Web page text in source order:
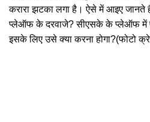
करारा झटका लगा है। ऐसे में आइए
प्लेऑफ के दरवाजे? सीएसके के प्लेऑफ में
इसके लिए उसे क्या करना होगा?(फोटो